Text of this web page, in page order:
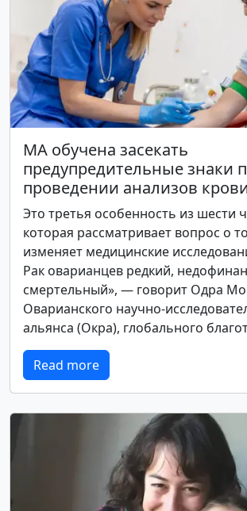
МА обучена засекать
предупредительные знаки
проведении анализов
Это третья особенность из шести
которая рассматривает вопрос о
изменяет медицинские
Рак оварианцев редкий,
смертельный», — говорит Одра
Оварианского научно-
альянса (Окра), глобального
Read more